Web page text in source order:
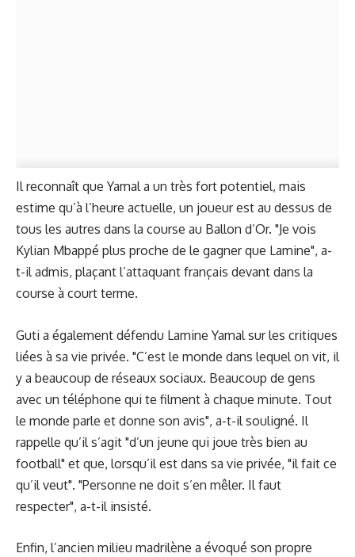
Il reconnaît que Yamal a un très fort potentiel, mais
estime qu’à l’heure actuelle, un joueur est au dessus de
tous les autres dans la course au Ballon d’Or. "Je vois
Kylian Mbappé plus proche de le gagner que Lamine", a-
t-il admis, plaçant l’attaquant français devant dans la
course à court terme.
Guti a également défendu Lamine Yamal sur les critiques
liées à sa vie privée. "C’est le monde dans lequel on vit, il
y a beaucoup de réseaux sociaux. Beaucoup de gens
avec un téléphone qui te filment à chaque minute. Tout
le monde parle et donne son avis", a-t-il souligné. Il
rappelle qu’il s’agit "d’un jeune qui joue très bien au
football" et que, lorsqu’il est dans sa vie privée, "il fait ce
qu’il veut". "Personne ne doit s’en mêler. Il faut
respecter", a-t-il insisté.
Enfin, l’ancien milieu madrilène a évoqué son propre